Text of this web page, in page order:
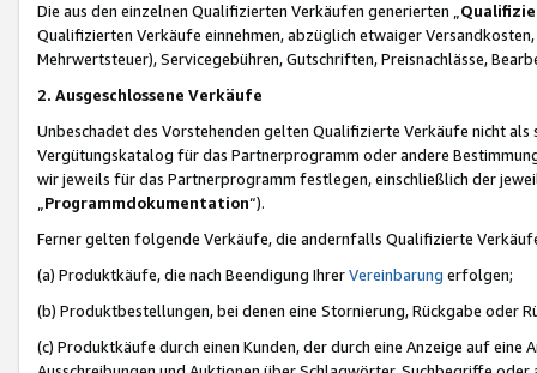
Die aus den einzelnen Qualifizierten Verkäufen generierten „
Qualifizierten Verkäufe einnehmen, abzüglich etwaiger
Mehrwertsteuer), Servicegebühren, Gutschriften, Preisnachlässe,
2. Ausgeschlossene Verkäufe
Unbeschadet des Vorstehenden gelten Qualifizierte Verkäufe nicht
Vergütungskatalog für das Partnerprogramm oder andere
wir jeweils für das Partnerprogramm festlegen, einschließlich der
Programmdokumentation“).
Ferner gelten folgende Verkäufe, die andernfalls Qualifizierte
(a) Produktkäufe, die nach Beendigung IhrerVereinbarung erfolgen;
(b) Produktbestellungen, bei denen eine Stornierung, Rückgabe oder
(c) Produktkäufe durch einen Kunden, der durch eine Anzeige auf